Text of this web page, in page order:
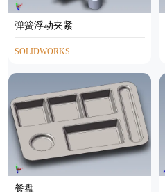
弹簧浮动夹紧
SOLIDWORKS
餐盘